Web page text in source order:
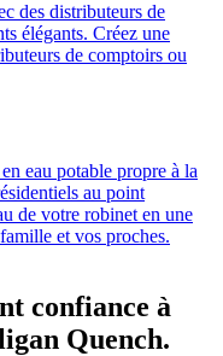
des distributeurs de
élégants. Créez une
de comptoirs ou
eau potable propre à la
au point
de votre robinet en une
et vos proches.
confiance à
Quench.